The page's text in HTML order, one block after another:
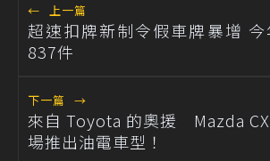
← 上一篇
超速扣牌新制令假車牌暴增
837件
下一篇 →
來自 Toyota 的奧援 Mazda
場推出油電車型！